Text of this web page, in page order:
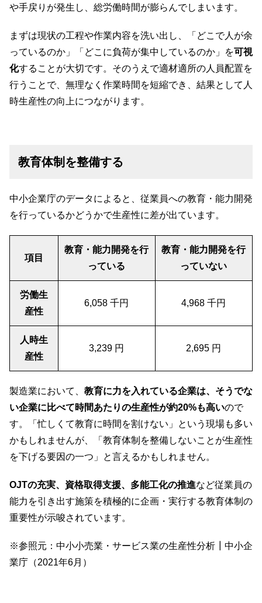
や手戻りが発生し、総労働時間が膨らんでしまいます。
まずは現状の工程や作業内容を洗い出し、「どこで人が余
っているのか」「どこに負荷が集中しているのか」を可視
化することが大切です。そのうえで適材適所の人員配置を
行うことで、無理なく作業時間を短縮でき、結果として人
時生産性の向上につながります。
教育体制を整備する
中小企業庁のデータによると、従業員への教育・能力開発
を行っているかどうかで生産性に差が出ています。
項目
教育・能力開発を行
っている
教育・能力開発を行
っていない
労働生
産性
6,058 千円 4,968 千円
人時生
産性
3,239 円 2,695 円
製造業において、 教育に力を入れている企業は、そうでな
い企業に比べて時間あたりの生産性が約20%も高いので
す。「忙しくて教育に時間を割けない」という現場も多い
かもしれませんが、「教育体制を整備しないことが生産性
を下げる要因の一つ」と言えるかもしれません。
OJTの充実、資格取得支援、多能工化の推進など従業員の
能力を引き出す施策を積極的に企画・実行する教育体制の
重要性が示唆されています。
※参照元： 中小小売業・サービス業の生産性分析┃中小企
業庁（2021年6月）